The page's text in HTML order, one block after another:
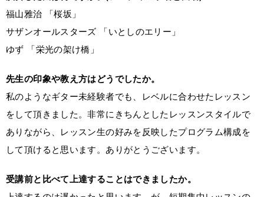
福山雅治 「桜坂」
サザンオールスターズ 「いとしのエリー」
ゆず 「栄光の架け橋」
先生の印象や教え方はどうでしたか。
私のようなギター未経験者でも、レベルに合わせたレッスン
をして頂きました。非常にきちんとしたレッスンスタイルで
ありながら、レッスン生の好みを反映したプログラム構成を
して頂けると思います。ありがとうございます。
受講前と比べて上達することはできましたか。